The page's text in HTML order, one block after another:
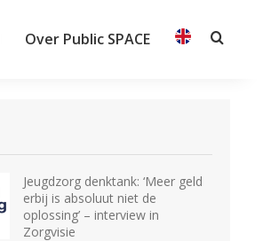
Over Public SPACE
Jeugdzorg denktank: ‘Meer geld
erbij is absoluut niet de
oplossing’ – interview in
Zorgvisie